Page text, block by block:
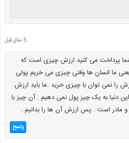
5 سال قبل
پرداخت می کنید ارزش چیزی است که
ما انسان ها وقتی چیزی می خریم پولی
را نمی توان با چیزی خرید .ما باید ارزش
این دنیا به یک چیز پول نمی دهیم . آن چیز با
مادر است . پس ارزش آن ها را بدانیم .
پاسخ